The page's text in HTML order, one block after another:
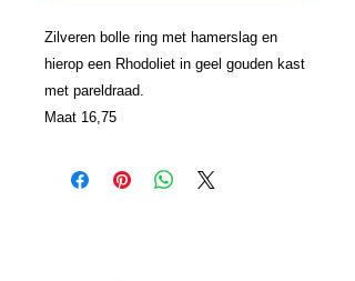
Zilveren bolle ring met hamerslag en
hierop een Rhodoliet in geel gouden kast
met pareldraad.
Maat 16,75